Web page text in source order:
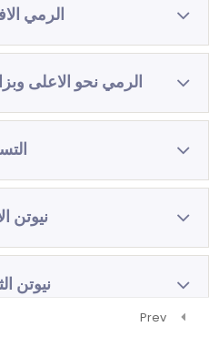
الرمي
الرمي نحو الاعلى
نيوتن
نيوتن
Prev